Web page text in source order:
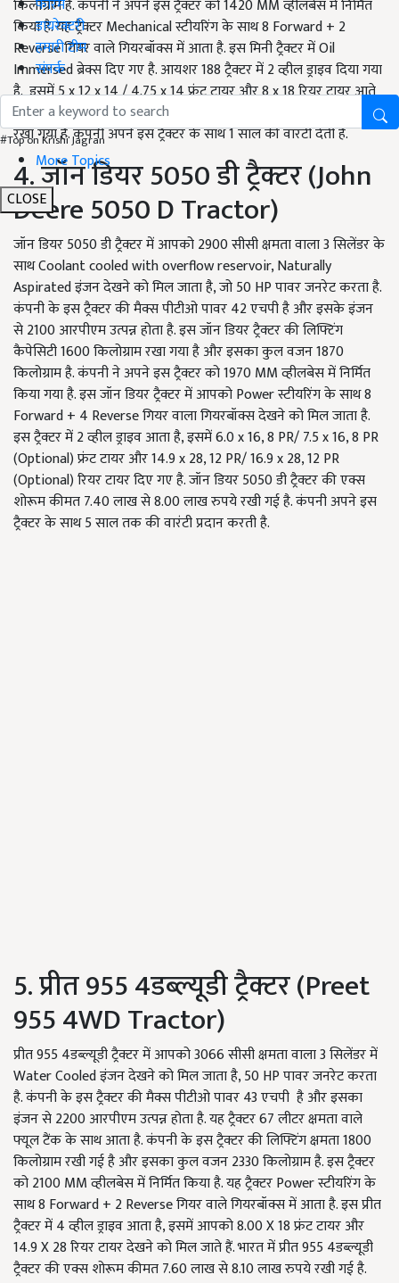
फोरम
डायरेक्टरी
हमारी टीम
संपर्क
#Top on Krishi Jagran
More Topics
CLOSE
किलोग्राम है. कंपनी ने अपने इस ट्रैक्टर को 1420 MM व्हीलबेस में निर्मित
किया है. यह ट्रैक्टर Mechanical स्टीयरिंग के साथ 8 Forward + 2
Reverse गियर वाले गियरबॉक्स में आता है. इस मिनी ट्रैक्टर में Oil
Immersed ब्रेक्स दिए गए है. आयशर 188 ट्रैक्टर में 2 व्हील ड्राइव दिया गया
है. इसमें 5 x 12 x 14 / 4.75 x 14 फ्रंट टायर और 8 x 18 रियर टायर आते
हैं. आयशर 188 ट्रैक्टर का एक्स शोरूम प्राइस 3.08 लाख से 3.23 लाख रुपये
रखा गया है. कंपनी अपने इस ट्रैक्टर के साथ 1 साल की वारंटी देती है.
4. जॉन डियर 5050 डी ट्रैक्टर (John
Deere 5050 D Tractor)
जॉन डियर 5050 डी ट्रैक्टर में आपको 2900 सीसी क्षमता वाला 3 सिलेंडर के
साथ Coolant cooled with overflow reservoir, Naturally
Aspirated इंजन देखने को मिल जाता है, जो 50 HP पावर जनरेट करता है.
कंपनी के इस ट्रैक्टर की मैक्स पीटीओ पावर 42 एचपी है और इसके इंजन
से 2100 आरपीएम उत्पन्न होता है. इस जॉन डियर ट्रैक्टर की लिफ्टिंग
कैपेसिटी 1600 किलोग्राम रखा गया है और इसका कुल वजन 1870
किलोग्राम है. कंपनी ने अपने इस ट्रैक्टर को 1970 MM व्हीलबेस में निर्मित
किया गया है. इस जॉन डियर ट्रैक्टर में आपको Power स्टीयरिंग के साथ 8
Forward + 4 Reverse गियर वाला गियरबॉक्स देखने को मिल जाता है.
इस ट्रैक्टर में 2 व्हील ड्राइव आता है, इसमें 6.0 x 16, 8 PR/ 7.5 x 16, 8 PR
(Optional) फ्रंट टायर और 14.9 x 28, 12 PR/ 16.9 x 28, 12 PR
(Optional) रियर टायर दिए गए है. जॉन डियर 5050 डी ट्रैक्टर की एक्स
शोरूम कीमत 7.40 लाख से 8.00 लाख रुपये रखी गई है. कंपनी अपने इस
ट्रैक्टर के साथ 5 साल तक की वारंटी प्रदान करती है.
5. प्रीत 955 4डब्ल्यूडी ट्रैक्टर (Preet
955 4WD Tractor)
प्रीत 955 4डब्ल्यूडी ट्रैक्टर में आपको 3066 सीसी क्षमता वाला 3 सिलेंडर में
Water Cooled इंजन देखने को मिल जाता है, 50 HP पावर जनरेट करता
है. कंपनी के इस ट्रैक्टर की मैक्स पीटीओ पावर 43 एचपी है और इसका
इंजन से 2200 आरपीएम उत्पन्न होता है. यह ट्रैक्टर 67 लीटर क्षमता वाले
फ्यूल टैंक के साथ आता है. कंपनी के इस ट्रैक्टर की लिफ्टिंग क्षमता 1800
किलोग्राम रखी गई है और इसका कुल वजन 2330 किलोग्राम है. इस ट्रैक्टर
को 2100 MM व्हीलबेस में निर्मित किया है. यह ट्रैक्टर Power स्टीयरिंग के
साथ 8 Forward + 2 Reverse गियर वाले गियरबॉक्स में आता है. इस प्रीत
ट्रैक्टर में 4 व्हील ड्राइव आता है, इसमें आपको 8.00 X 18 फ्रंट टायर और
14.9 X 28 रियर टायर देखने को मिल जाते हैं. भारत में प्रीत 955 4डब्ल्यूडी
ट्रैक्टर की एक्स शोरूम कीमत 7.60 लाख से 8.10 लाख रुपये रखी गई है.